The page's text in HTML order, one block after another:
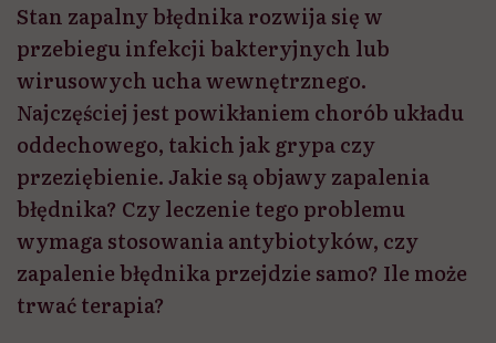
Stan zapalny błędnika rozwija się w
przebiegu infekcji bakteryjnych lub
wirusowych ucha wewnętrznego.
Najczęściej jest powikłaniem chorób układu
oddechowego, takich jak grypa czy
przeziębienie. Jakie są objawy zapalenia
błędnika? Czy leczenie tego problemu
wymaga stosowania antybiotyków, czy
zapalenie błędnika przejdzie samo? Ile może
trwać terapia?